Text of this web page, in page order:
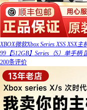
XBOX微软Xbox Series XSS XSX
99【512GB】Series（S）单手柄
200条评价